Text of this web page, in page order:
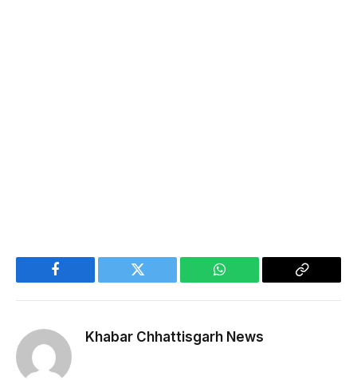
Facebook Twitter WhatsApp
Copy
Khabar Chhattisgarh News